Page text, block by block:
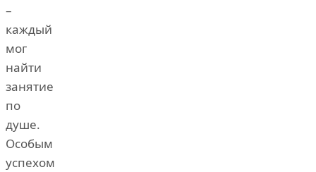
–
каждый
мог
найти
занятие
по
душе.
Особым
успехом